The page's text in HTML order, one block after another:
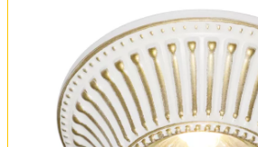
Оплата и доставка
Обмен и возврат
Установка